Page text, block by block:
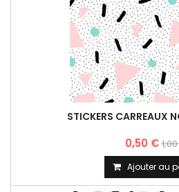
STICKERS CARREAUX
0,50 €
Ajouter au